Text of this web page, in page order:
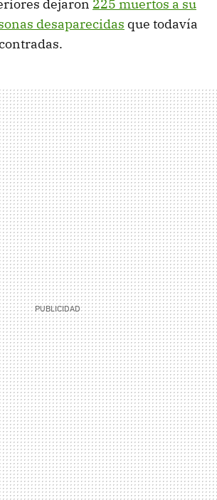
dejaron 225 muertos a su
desaparecidas que todavía